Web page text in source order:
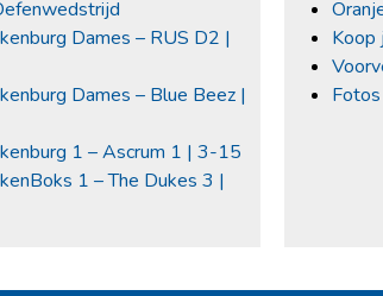
Dames – RUS D2 |
Dames – Blue Beez |
1 – Ascrum 1 | 3-15
1 – The Dukes 3 |
Koop